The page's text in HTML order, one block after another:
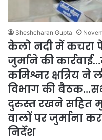
Sheshcharan Gupta
केलो नदी में कचरा
जुर्माने की
कमिश्नर क्षत्रिय
विभाग की
दुरुस्त रखने सहित
वालों पर जुर्माना
निर्देश